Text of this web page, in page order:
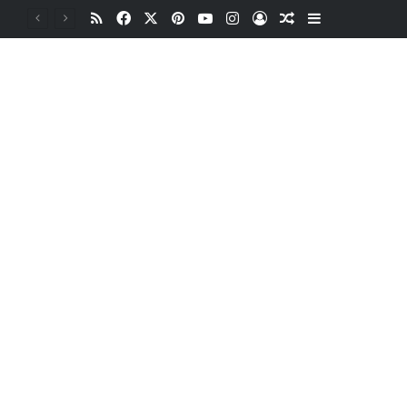
RSSFacebookPinterestYouTubeInstagramOturum aç
Rastgele Makale
Kenar